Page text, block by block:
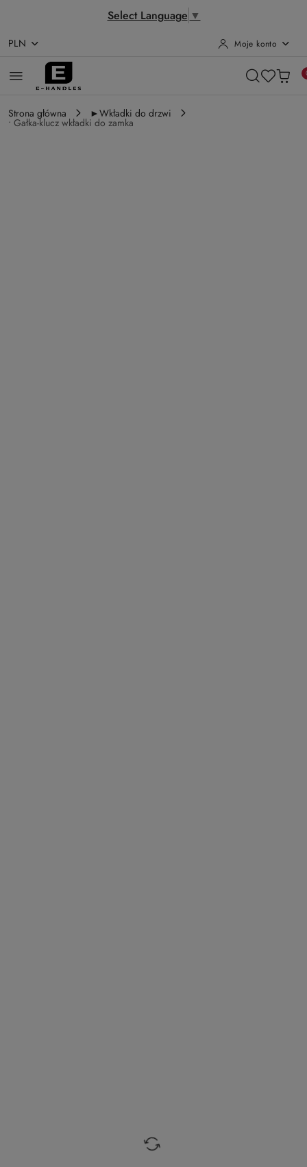
Select Language ▼
Przejdź do treści głównej
Przejdź do wyszukiwarki
Przejdź do moje konto
Przejdź do menu głównego
Przejdź do opisu produktu
Przejdź do stopki
PLN Moje konto
Strona główna ►Wkładki do drzwi
• Gałka-klucz wkładki do zamka